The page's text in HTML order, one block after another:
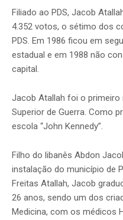
Filiado ao PDS, Jacob
4.352 votos, o sétimo dos
PDS. Em 1986 ficou em
estadual e em 1988 não
capital.
Jacob Atallah foi o primeiro
Superior de Guerra. Como
escola “John Kennedy”.
Filho do libanês Abdon
instalação do município de
Freitas Atallah, Jacob
26 anos, sendo um dos
Medicina, com os médicos